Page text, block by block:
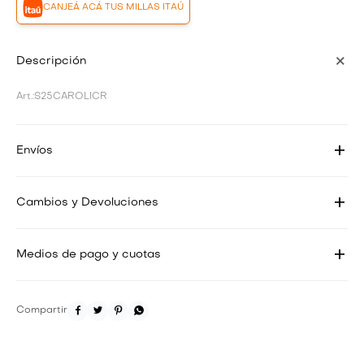
CANJEÁ ACÁ TUS MILLAS ITAÚ
Descripción
S25CAROLICR
Envíos
Cambios y Devoluciones
Medios de pago y cuotas
   